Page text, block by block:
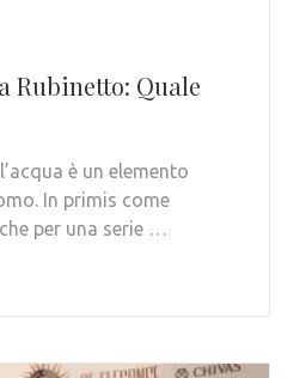
Rubinetto: Quale
è un elemento
In primis come
per una serie …